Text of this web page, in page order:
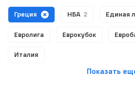
Греция НБА 2 Единая
Евролига Еврокубок
Италия
Показать